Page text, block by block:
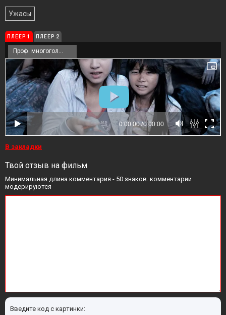
Ужасы
ПЛЕЕР 1 ПЛЕЕР 2
Проф. многоголосый
В закладки
Твой отзыв на фильм
Минимальная длина комментария - 50 знаков. комментарии
модерируются
Введите код с картинки: